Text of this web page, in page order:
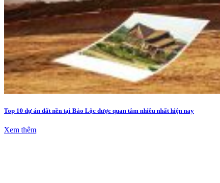
Top 10 dự án đất nền tại Bảo Lộc được quan tâm nhiều nhất hiện nay
Xem thêm